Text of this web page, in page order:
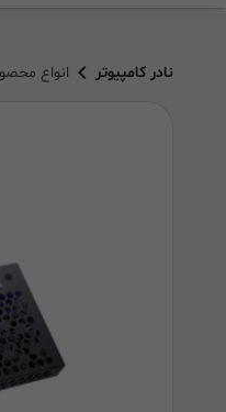
نادر کامپیوتر انواع